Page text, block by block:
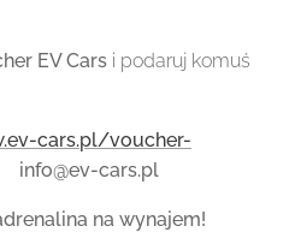
EV Cars i podaruj komuś
cars.pl/voucher-
info@ev-cars.pl
na wynajem!